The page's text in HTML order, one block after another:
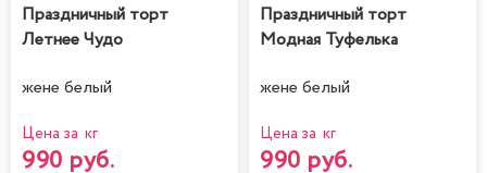
Праздничный торт
Летнее Чудо
жене белый
Цена за кг
990 руб.
Праздничный торт
Модная Туфелька
жене белый
Цена за кг
990 руб.